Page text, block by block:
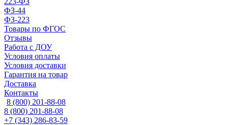
ФЗ-44
ФЗ-223
Товары по ФГОС
Отзывы
Работа с ДОУ
Условия оплаты
Условия доставки
Гарантия на товар
Доставка
Контакты
8 (800) 201-88-08
8 (800) 201-88-08
+7 (343) 286-83-59